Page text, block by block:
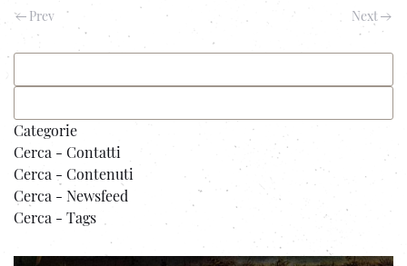
Prev Next
Categorie
Cerca - Contatti
Cerca - Contenuti
Cerca - Newsfeed
Cerca - Tags